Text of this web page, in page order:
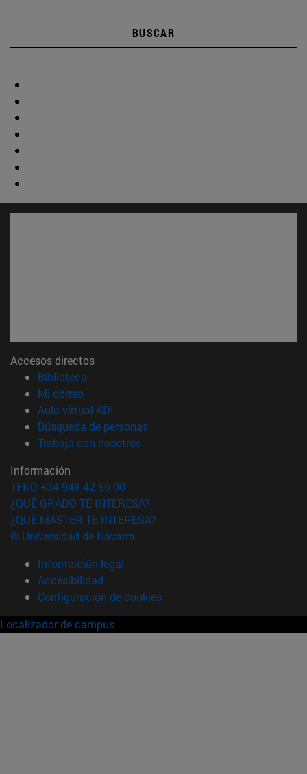
BUSCAR
Accesos directos
Biblioteca
Mi correo(abre en nueva ventana)
Aula virtual ADI
Búsqueda de personas(abre en nueva ventana)
Trabaja con nosotros(abre en nueva ventana)
Información
TFNO +34 948 42 56 00
¿QUÉ GRADO TE INTERESA?
¿QUÉ MÁSTER TE INTERESA?
© Universidad de Navarra
Información legal
Accesibilidad
Configuración de cookies
Localizador de campus